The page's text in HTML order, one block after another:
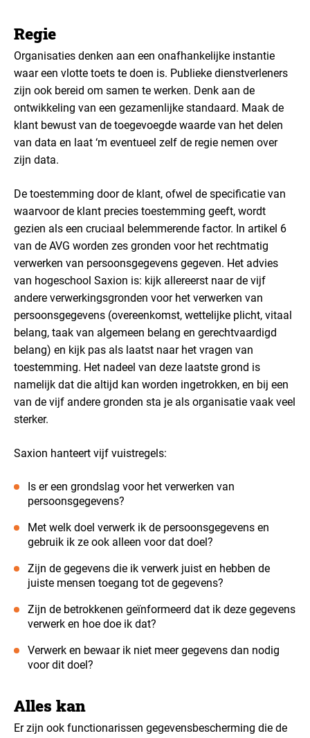
Regie
Organisaties denken aan een onafhankelijke instantie
waar een vlotte toets te doen is. Publieke dienstverleners
zijn ook bereid om samen te werken. Denk aan de
ontwikkeling van een gezamenlijke standaard. Maak de
klant bewust van de toegevoegde waarde van het delen
van data en laat ‘m eventueel zelf de regie nemen over
zijn data.
De toestemming door de klant, ofwel de specificatie van
waarvoor de klant precies toestemming geeft, wordt
gezien als een cruciaal belemmerende factor. In artikel 6
van de AVG worden zes gronden voor het rechtmatig
verwerken van persoonsgegevens gegeven. Het advies
van hogeschool Saxion is: kijk allereerst naar de vijf
andere verwerkingsgronden voor het verwerken van
persoonsgegevens (overeenkomst, wettelijke plicht, vitaal
belang, taak van algemeen belang en gerechtvaardigd
belang) en kijk pas als laatst naar het vragen van
toestemming. Het nadeel van deze laatste grond is
namelijk dat die altijd kan worden ingetrokken, en bij een
van de vijf andere gronden sta je als organisatie vaak veel
sterker.
Saxion hanteert vijf vuistregels:
Is er een grondslag voor het verwerken van
persoonsgegevens?
Met welk doel verwerk ik de persoonsgegevens en
gebruik ik ze ook alleen voor dat doel?
Zijn de gegevens die ik verwerk juist en hebben de
juiste mensen toegang tot de gegevens?
Zijn de betrokkenen geïnformeerd dat ik deze gegevens
verwerk en hoe doe ik dat?
Verwerk en bewaar ik niet meer gegevens dan nodig
voor dit doel?
Alles kan
Er zijn ook functionarissen gegevensbescherming die de